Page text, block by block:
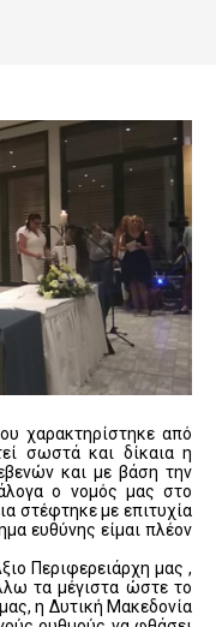
χαρακτηρίστηκε από
σωστά και δίκαια η
και με βάση την
ο νομός μας στο
στέφτηκε με επιτυχία
ευθύνης είμαι πλέον
Περιφερειάρχη μας ,
τα μέγιστα ώστε το
η Δυτική Μακεδονία